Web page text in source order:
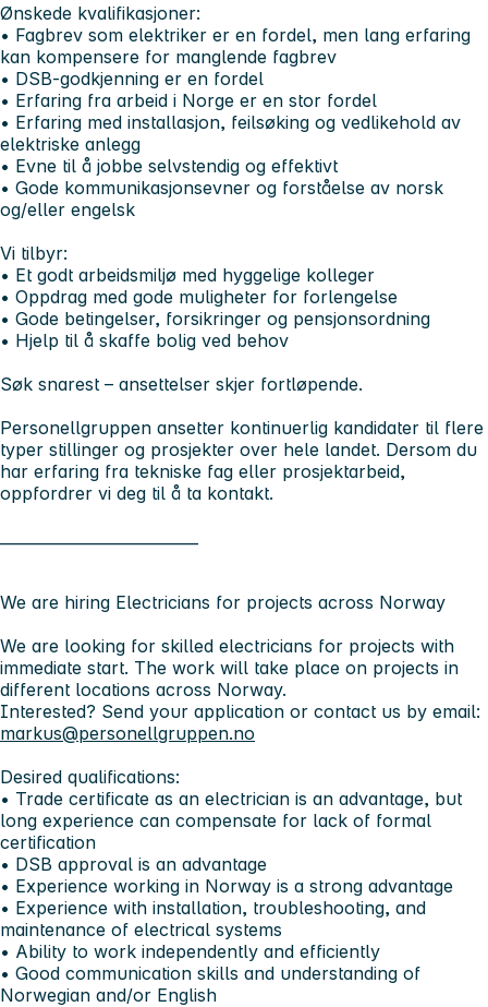
Ønskede kvalifikasjoner:
• Fagbrev som elektriker er en fordel, men lang erfaring
kan kompensere for manglende fagbrev
• DSB-godkjenning er en fordel
• Erfaring fra arbeid i Norge er en stor fordel
• Erfaring med installasjon, feilsøking og vedlikehold av
elektriske anlegg
• Evne til å jobbe selvstendig og effektivt
• Gode kommunikasjonsevner og forståelse av norsk
og/eller engelsk
Vi tilbyr:
• Et godt arbeidsmiljø med hyggelige kolleger
• Oppdrag med gode muligheter for forlengelse
• Gode betingelser, forsikringer og pensjonsordning
• Hjelp til å skaffe bolig ved behov
Søk snarest – ansettelser skjer fortløpende.
Personellgruppen ansetter kontinuerlig kandidater til flere
typer stillinger og prosjekter over hele landet. Dersom du
har erfaring fra tekniske fag eller prosjektarbeid,
oppfordrer vi deg til å ta kontakt.
We are hiring Electricians for projects across Norway
We are looking for skilled electricians for projects with
immediate start. The work will take place on projects in
different locations across Norway.
Interested? Send your application or contact us by email:
markus@personellgruppen.no
Desired qualifications:
• Trade certificate as an electrician is an advantage, but
long experience can compensate for lack of formal
certification
• DSB approval is an advantage
• Experience working in Norway is a strong advantage
• Experience with installation, troubleshooting, and
maintenance of electrical systems
• Ability to work independently and efficiently
• Good communication skills and understanding of
Norwegian and/or English